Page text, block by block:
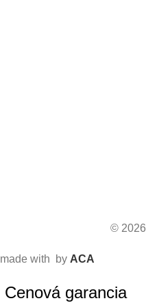
© 2026
made with by ACA
Cenová garancia